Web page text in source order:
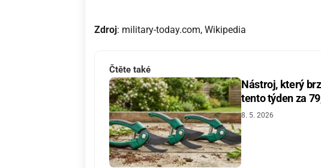
Zdroj: military-today.com, Wikipedia
Čtěte také
Nástroj, který
tento týden za
8. 5. 2026